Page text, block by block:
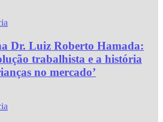
Dr. Luiz Roberto Hamada:
trabalhista e a história
no mercado’